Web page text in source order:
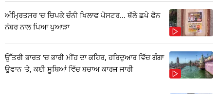
ਅੰਮ੍ਰਿਤਸਰ 'ਚ ਚਿਪਕੇ ਚੰਨੀ ਖਿਲਾਫ ਪੋਸਟਰ... ਥੱਲੇ ਛਪੇ ਫੋਨ
ਨੰਬਰ ਨਾਲ ਪਿਆ ਪੁਆੜਾ
ਉੱਤਰੀ ਭਾਰਤ 'ਚ ਭਾਰੀ ਮੀਂਹ ਦਾ ਕਹਿਰ, ਹਰਿਦੁਆਰ ਵਿੱਚ ਗੰਗਾ
ਉਫਾਨ 'ਤੇ, ਕਈ ਸੂਬਿਆਂ ਵਿੱਚ ਬਚਾਅ ਕਾਰਜ ਜਾਰੀ